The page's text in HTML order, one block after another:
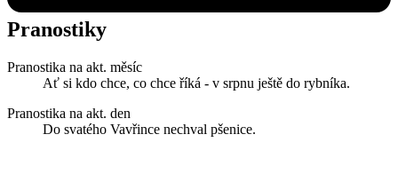
Pranostiky
Pranostika na akt. měsíc
Ať si kdo chce, co chce říká - v srpnu ještě do rybníka.
Pranostika na akt. den
Do svatého Vavřince nechval pšenice.